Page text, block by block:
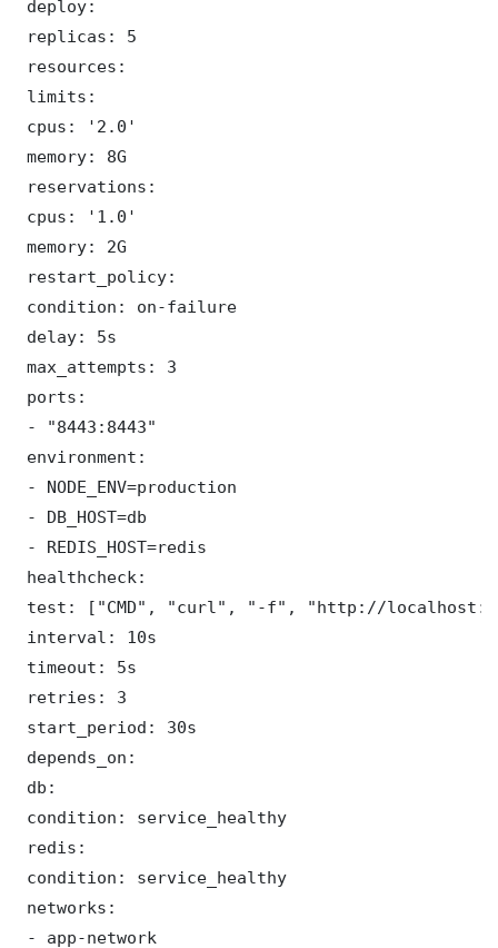
deploy:
replicas: 5
resources:
limits:
cpus: '2.0'
memory: 8G
reservations:
cpus: '1.0'
memory: 2G
restart_policy:
condition: on-failure
delay: 5s
max_attempts: 3
ports:
- "8443:8443"
environment:
- NODE_ENV=production
- DB_HOST=db
- REDIS_HOST=redis
healthcheck:
test: ["CMD", "curl", "-f", "http://
interval: 10s
timeout: 5s
retries: 3
start_period: 30s
depends_on:
db:
condition: service_healthy
redis:
condition: service_healthy
networks:
- app-network